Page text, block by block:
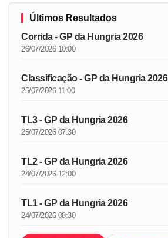
Últimos Resultados
Corrida - GP da Hungria 2026
26/07/2026 10:00
Classificação - GP da Hungria 2026
25/07/2026 11:00
TL3 - GP da Hungria 2026
25/07/2026 07:30
TL2 - GP da Hungria 2026
24/07/2026 12:00
TL1 - GP da Hungria 2026
24/07/2026 08:30